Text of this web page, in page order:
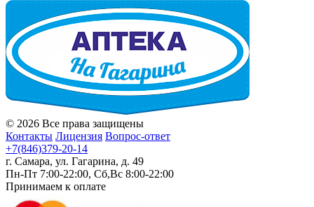
© 2026 Все права защищены
Контакты Лицензия Вопрос-ответ
+7(846)379-20-14
г. Самара, ул. Гагарина, д. 49
Пн-Пт 7:00-22:00, Сб,Вс 8:00-22:00
Принимаем к оплате